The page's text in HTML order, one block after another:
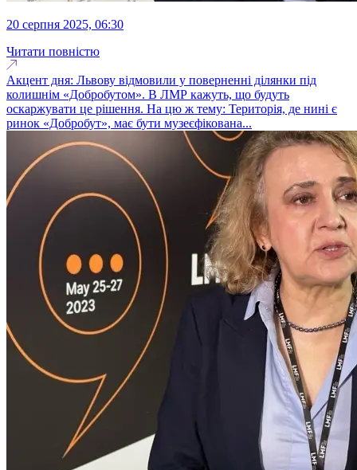
20 серпня 2025, 06:30
Читати повністю
Акцент дня: Львову відмовили у поверненні ділянки під
колишнім «Добробутом». В ЛМР кажуть, що будуть
оскаржувати це рішення. На цю ж тему: Територія, де нині є
ринок «Добробут», має бути музеєфікована...